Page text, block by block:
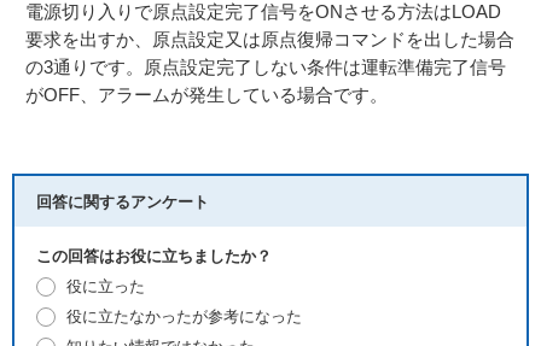
電源切り入りで原点設定完了信号をONさせる方法はLOAD
要求を出すか、原点設定又は原点復帰コマンドを出した場合
の3通りです。原点設定完了しない条件は運転準備完了信号
がOFF、アラームが発生している場合です。
回答に関するアンケート
この回答はお役に立ちましたか？
役に立った
役に立たなかったが参考になった